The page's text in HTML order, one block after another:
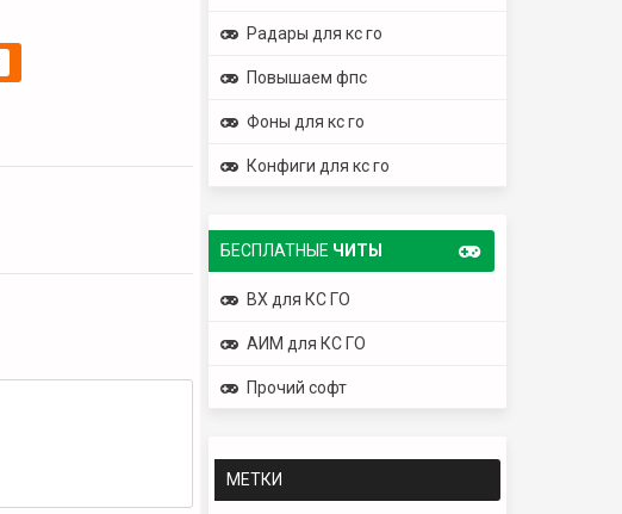
Радары для кс го
Повышаем фпс
Фоны для кс го
Конфиги для кс го
БЕСПЛАТНЫЕ ЧИТЫ
ВХ для КС ГО
АИМ для КС ГО
Прочий софт
МЕТКИ